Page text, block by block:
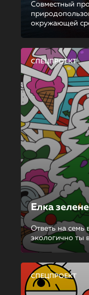
Совместный
окружающей
СПЕЦПРОЕКТ
Елка
Ответь на семь
экологично ты
СПЕЦПРОЕКТ